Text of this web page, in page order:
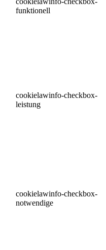
funktionell
cookielawinfo-checkbox-
leistung
cookielawinfo-checkbox-
notwendige